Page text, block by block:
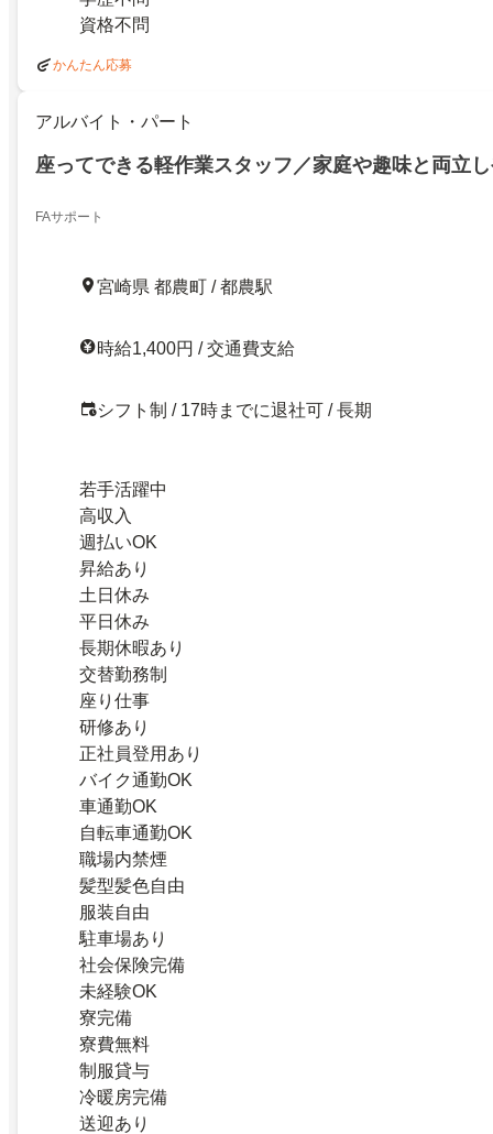
資格不問
かんたん応募
アルバイト・パート
座ってできる軽作業スタッフ／家庭や趣味と両立
FAサポート
宮崎県 都農町 / 都農駅
時給1,400円 / 交通費支給
シフト制 / 17時までに退社可 / 長期
若手活躍中
高収入
週払いOK
昇給あり
土日休み
平日休み
長期休暇あり
交替勤務制
座り仕事
研修あり
正社員登用あり
バイク通勤OK
車通勤OK
自転車通勤OK
職場内禁煙
髪型髪色自由
服装自由
駐車場あり
社会保険完備
未経験OK
寮完備
寮費無料
制服貸与
冷暖房完備
送迎あり